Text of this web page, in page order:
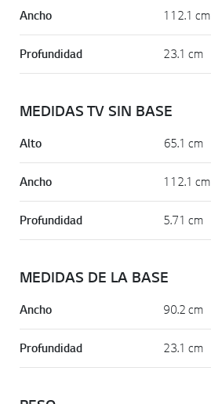
Ancho 112.1 cm
Profundidad 23.1 cm
MEDIDAS TV SIN BASE
Alto 65.1 cm
Ancho 112.1 cm
Profundidad 5.71 cm
MEDIDAS DE LA BASE
Ancho 90.2 cm
Profundidad 23.1 cm